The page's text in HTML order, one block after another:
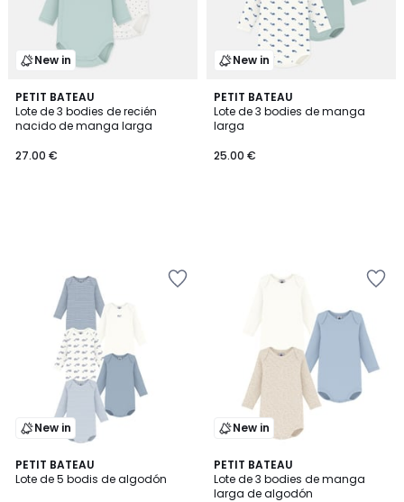
New in
PETIT BATEAU
Lote de 3 bodies de recién
nacido de manga larga
27.00 €
New in
PETIT BATEAU
Lote de 3 bodies de manga
larga
25.00 €
New in
PETIT BATEAU
Lote de 5 bodis de algodón
New in
PETIT BATEAU
Lote de 3 bodies de manga
larga de algodón